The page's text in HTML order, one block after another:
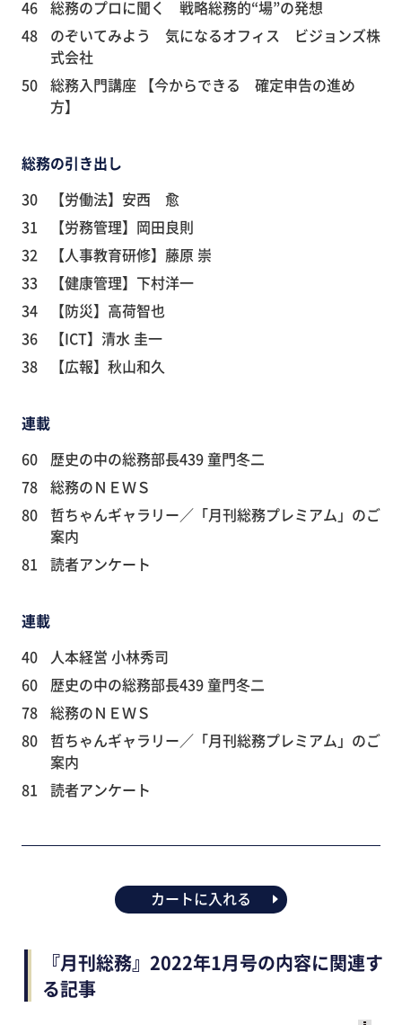
46 総務のプロに聞く 戦略総務的“場”の発想
48
のぞいてみよう 気になるオフィス ビジョンズ株
式会社
50 総務入門講座 【今からできる 確定申告の進め
方】
総務の引き出し
30
【労働法】安西 愈
31
【労務管理】岡田良則
32
【人事教育研修】藤原 崇
33
【健康管理】下村洋一
34
【防災】高荷智也
36
【ICT】清水 圭一
38
【広報】秋山和久
連載
60
歴史の中の総務部長439 童門冬二
78 総務のＮＥＷＳ
80
哲ちゃんギャラリー／「月刊総務プレミアム」のご
案内
81
読者アンケート
連載
40
人本経営 小林秀司
60
歴史の中の総務部長439 童門冬二
78 総務のＮＥＷＳ
80
哲ちゃんギャラリー／「月刊総務プレミアム」のご
案内
81
読者アンケート
カートに入れる
『月刊総務』2022年1月号の内容に関連す
る記事